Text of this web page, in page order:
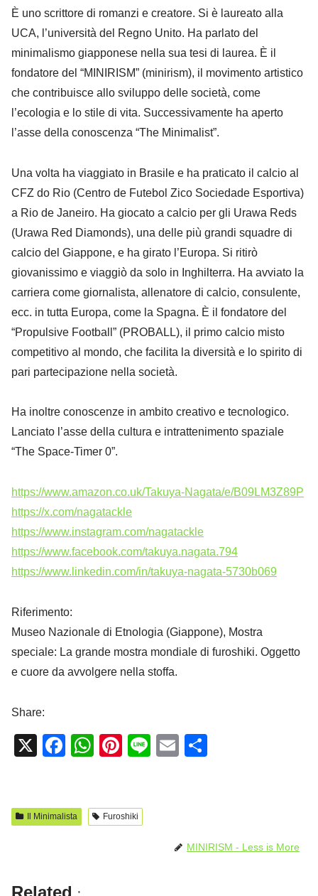
È uno scrittore di romanzi e creatore. Si è laureato alla
UCA, l’università del Regno Unito. Ha parlato del
minimalismo giapponese nella sua tesi di laurea. È il
fondatore del “MINIRISM” (minirism), il movimento artistico
che contribuisce allo sviluppo delle società, come
l’ecologia e lo stile di vita. Successivamente ha aperto
l’asse della conoscenza “The Minimalist”.
Una volta ha viaggiato in Brasile e ha praticato il calcio al
CFZ do Rio (Centro de Futebol Zico Sociedade Esportiva)
a Rio de Janeiro. Ha giocato a calcio per gli Urawa Reds
(Urawa Red Diamonds), una delle più grandi squadre di
calcio del Giappone, e ha girato l’Europa. Si ritirò
giovanissimo e viaggiò da solo in Inghilterra. Ha avviato la
carriera come giornalista, allenatore di calcio, consulente,
ecc. in tutta Europa, come la Spagna. È il fondatore del
“Propulsive Football” (PROBALL), il primo calcio misto
competitivo al mondo, che facilita la diversità e lo spirito di
pari partecipazione nella società.
Ha inoltre conoscenze in ambito creativo e tecnologico.
Lanciato l’asse della cultura e intrattenimento spaziale
“The Space-Timer 0”.
https://www.amazon.co.uk/Takuya-Nagata/e/B09LM3Z89P
https://x.com/nagatackle
https://www.instagram.com/nagatackle
https://www.facebook.com/takuya.nagata.794
https://www.linkedin.com/in/takuya-nagata-5730b069
Riferimento:
Museo Nazionale di Etnologia (Giappone), Mostra
speciale: La grande mostra mondiale di furoshiki. Oggetto
e cuore da avvolgere nella stoffa.
Share:
X
F
e
o
W
s
Pi
e
Li
E
di
Il Minimalista Furoshiki
MINIRISM - Less is More
Related